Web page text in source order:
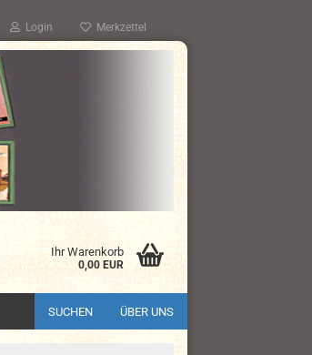
Login Merkzettel
Ihr Warenkorb
0,00 EUR
SUCHEN ÜBER UNS